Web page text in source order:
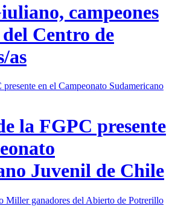
campeones
Centro de
as
la FGPC presente
Juvenil de Chile